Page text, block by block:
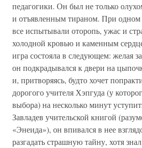
педагогики. Он был не только
и отъявленным тираном. При
все испытывали оторопь, ужас и
холодной кровью и каменным
игра состояла в следующем: желая
он подкрадывался к двери на
и, притворяясь, будто хочет
дорогого учителя Хэпгуда (у
выбора) на несколько минут
Завладев учительской книгой
«Энеида»), он впивался в нее
разгадать страшную тайну, хотя